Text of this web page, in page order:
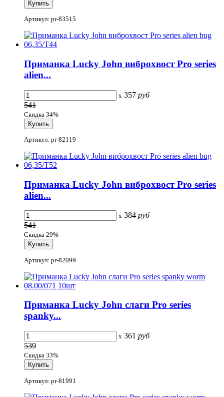
Артикул: pr-83515
Приманка Lucky John виброхвост Pro series
alien...
x 357 руб
541
Скидка 34%
Артикул: pr-82119
Приманка Lucky John виброхвост Pro series
alien...
x 384 руб
541
Скидка 29%
Артикул: pr-82099
Приманка Lucky John слаги Pro series
spanky...
x 361 руб
539
Скидка 33%
Артикул: pr-81991